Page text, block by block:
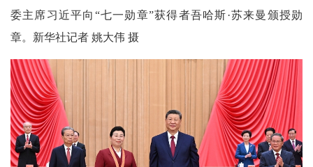
委主席习近平向“七一勋章”获得者吾哈斯·苏来曼颁授勋
章。新华社记者 姚大伟 摄